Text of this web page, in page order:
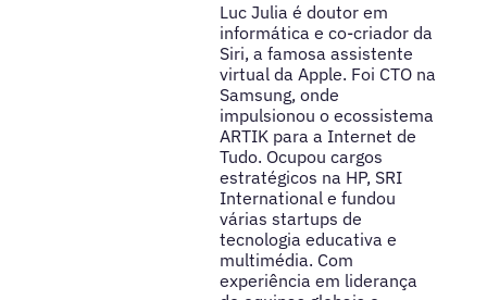
Luc Julia é doutor em
informática e co-criador da
Siri, a famosa assistente
virtual da Apple. Foi CTO na
Samsung, onde
impulsionou o ecossistema
ARTIK para a Internet de
Tudo. Ocupou cargos
estratégicos na HP, SRI
International e fundou
várias startups de
tecnologia educativa e
multimédia. Com
experiência em liderança